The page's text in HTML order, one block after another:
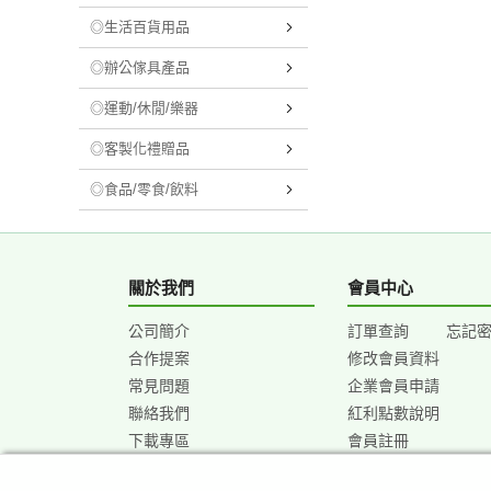
◎生活百貨用品
◎辦公傢具產品
◎運動/休閒/樂器
◎客製化禮贈品
◎食品/零食/飲料
關於我們
公司簡介
合作提案
常見問題
聯絡我們
下載專區
會員中心
訂單查詢
修改會員資料
企業會員申請
紅利點數說明
會員註冊
忘記